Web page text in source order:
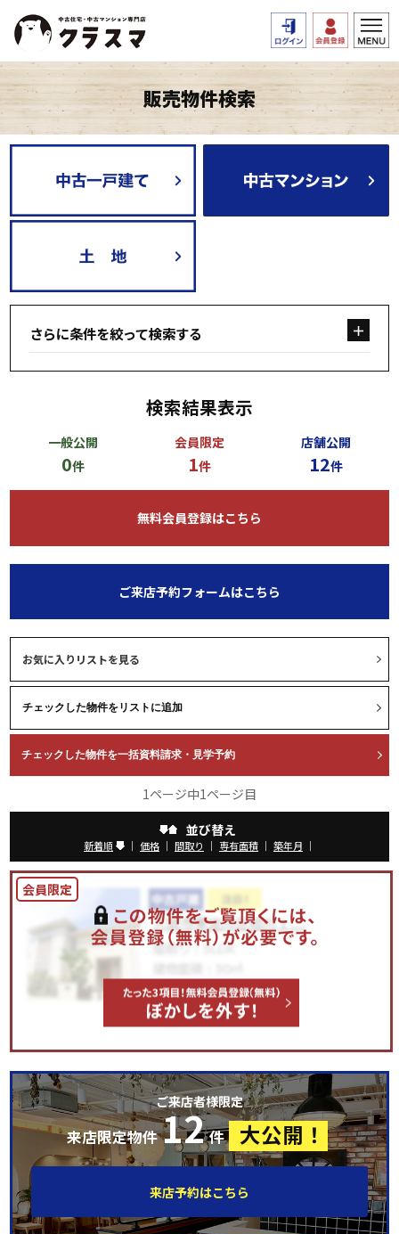
販売物件検索
さらに条件を絞って検索する
検索結果表示
一般公開
0件
会員限定
1件
店舗公開
12件
無料会員登録はこちら
ご来店予約フォームはこちら
お気に入りリストを見る
1ページ中1ページ目
並び替え
新着順 ｜ 価格 ｜ 間取り ｜ 専有面積 ｜ 築年月 ｜
ご来店者様限定
来店限定物件 12 件 大公開！
来店予約はこちら